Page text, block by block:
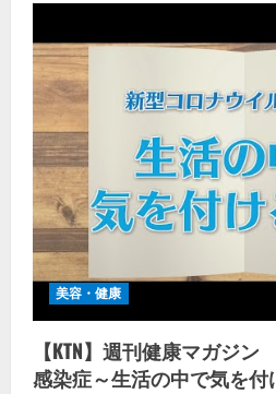
美容・健康
【KTN】週刊健康マガジ
感染症～生活の中で気を付